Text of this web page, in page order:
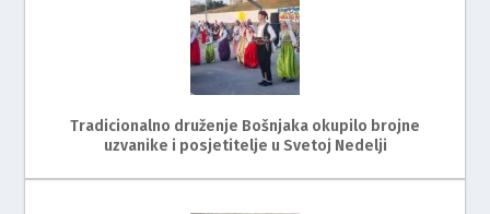
Tradicionalno druženje Bošnjaka okupilo brojne
uzvanike i posjetitelje u Svetoj Nedelji